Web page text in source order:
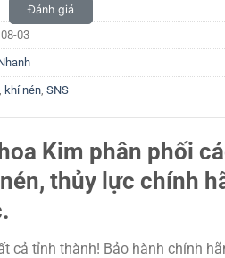
Đánh giá
03
khí nén, SNS
Kim phân phối
thủy lực chính
cả tỉnh thành! Bảo hành chính